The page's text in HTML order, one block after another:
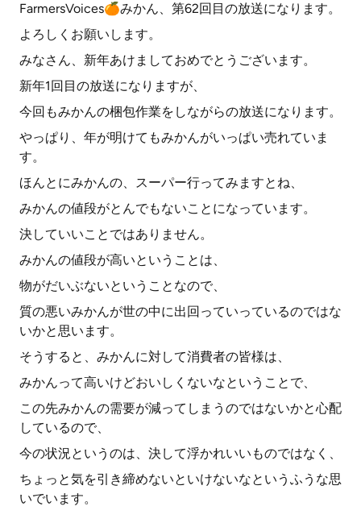
FarmersVoices🍊みかん、第62回目の放送になります。
よろしくお願いします。
みなさん、新年あけましておめでとうございます。
新年1回目の放送になりますが、
今回もみかんの梱包作業をしながらの放送になります。
やっぱり、年が明けてもみかんがいっぱい売れていま
す。
ほんとにみかんの、スーパー行ってみますとね、
みかんの値段がとんでもないことになっています。
決していいことではありません。
みかんの値段が高いということは、
物がだいぶないということなので、
質の悪いみかんが世の中に出回っていっているのではな
いかと思います。
そうすると、みかんに対して消費者の皆様は、
みかんって高いけどおいしくないなということで、
この先みかんの需要が減ってしまうのではないかと心配
しているので、
今の状況というのは、決して浮かれいいものではなく、
ちょっと気を引き締めないといけないなというふうな思
いでいます。